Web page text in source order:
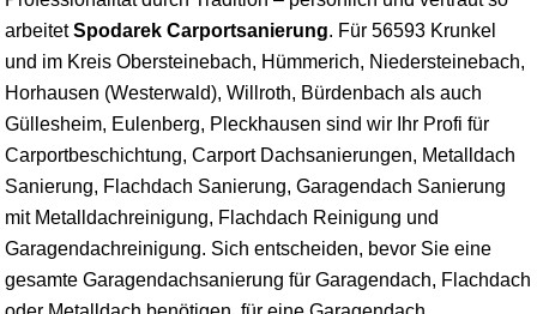
arbeitetSpodarek Carportsanierung. Für 56593 Krunkel
und im Kreis Obersteinebach, Hümmerich, Niedersteinebach,
Horhausen (Westerwald), Willroth, Bürdenbach als auch
Güllesheim, Eulenberg, Pleckhausen sind wir Ihr Profi für
Carportbeschichtung, Carport Dachsanierungen, Metalldach
Sanierung, Flachdach Sanierung, Garagendach Sanierung
mit Metalldachreinigung, Flachdach Reinigung und
Garagendachreinigung. Sich entscheiden, bevor Sie eine
gesamte Garagendachsanierung für Garagendach, Flachdach